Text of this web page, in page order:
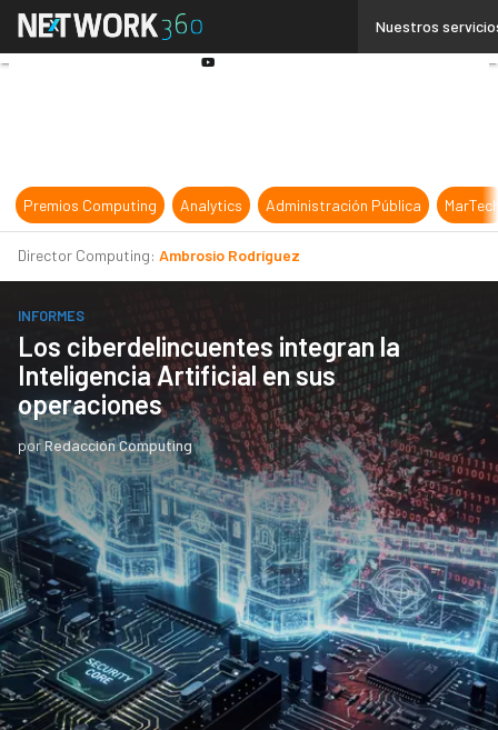
Nuestros
Premios Computing Analytics Administración Pública
Director Computing: Ambrosio Rodríguez
INFORMES
Los ciberdelincuentes integran la
Inteligencia Artificial en sus
operaciones
porRedacción Computing